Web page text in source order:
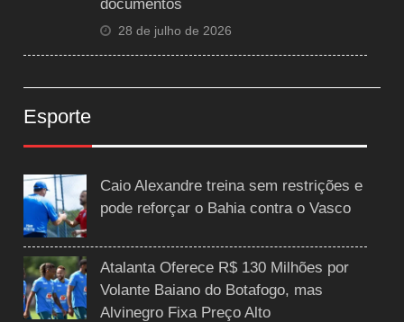
documentos
28 de julho de 2026
Esporte
Caio Alexandre treina sem restrições e
pode reforçar o Bahia contra o Vasco
Atalanta Oferece R$ 130 Milhões por
Volante Baiano do Botafogo, mas
Alvinegro Fixa Preço Alto